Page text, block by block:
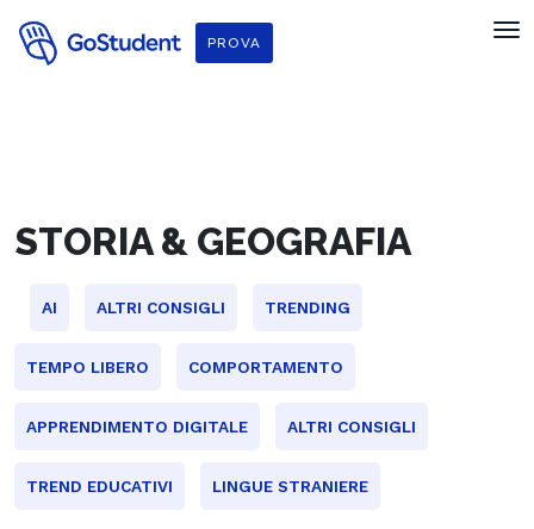
PROVA
STORIA & GEOGRAFIA
AI ALTRI CONSIGLI TRENDING
TEMPO LIBERO COMPORTAMENTO
APPRENDIMENTO DIGITALE ALTRI CONSIGLI
TREND EDUCATIVI LINGUE STRANIERE